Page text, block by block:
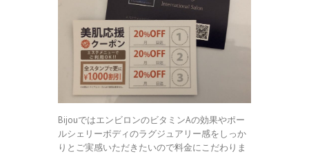
BijouではエンビロンのビタミンAの効果やポー
ルシェリーボディのラグジュアリー感をしっか
りとご実感いただきたいので料金にこだわりま